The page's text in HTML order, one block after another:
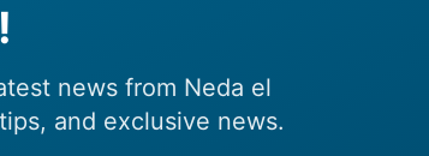
news from Neda el
and exclusive news.